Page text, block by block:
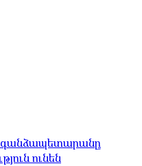
գանձապետարանը
ունեն